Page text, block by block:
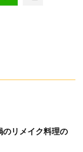
のリメイク料理の